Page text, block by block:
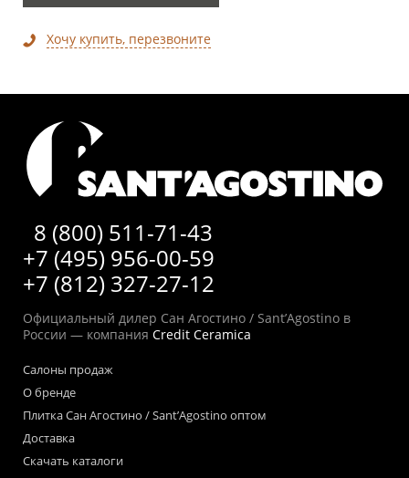
Хочу купить, перезвоните
8 (800) 511-71-43
+7 (495) 956-00-59
+7 (812) 327-27-12
Официальный дилер Сан Агостино / Sant’Agostino в
России — компания Credit Ceramica
Салоны продаж
О бренде
Плитка Сан Агостино / Sant’Agostino оптом
Доставка
Скачать каталоги